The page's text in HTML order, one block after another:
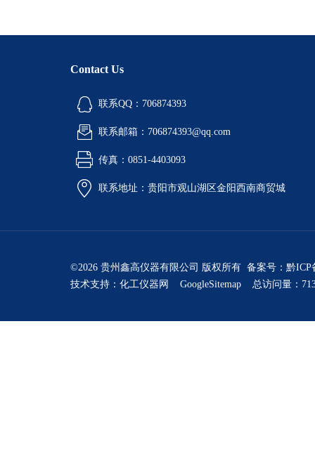
Contact Us
联系QQ：706874393
联系邮箱：706874393@qq.com
传真：0851-4403093
联系地址：贵阳市观山湖区金阳西南商贸城
©2026 贵州鑫高仪器有限公司 版权所有 备案号： 黔ICP
技术支持： 化工仪器网 GoogleSitemap 总访问量：